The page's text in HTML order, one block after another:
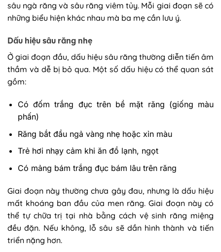
sâu ngà răng và sâu răng viêm tủy. Mỗi giai đoạn sẽ có
những biểu hiện khác nhau mà ba mẹ cần lưu ý.
Dấu hiệu sâu răng nhẹ
Ở giai đoạn đầu, dấu hiệu sâu răng thường diễn tiến âm
thầm và dễ bị bỏ qua. Một số dấu hiệu có thể quan sát
gồm:
Có đốm trắng đục trên bề mặt răng (giống màu
phấn)
Răng bắt đầu ngả vàng nhẹ hoặc xỉn màu
Trẻ hơi nhạy cảm khi ăn đồ lạnh, ngọt
Có mảng bám trắng đục bám lâu trên răng
Giai đoạn này thường chưa gây đau, nhưng là dấu hiệu
mất khoáng ban đầu của men răng. Giai đoạn này có
thể tự chữa trị tại nhà bằng cách vệ sinh răng miệng
đều đặn. Nếu không, lỗ sâu sẽ dần hình thành và tiến
triển nặng hơn.